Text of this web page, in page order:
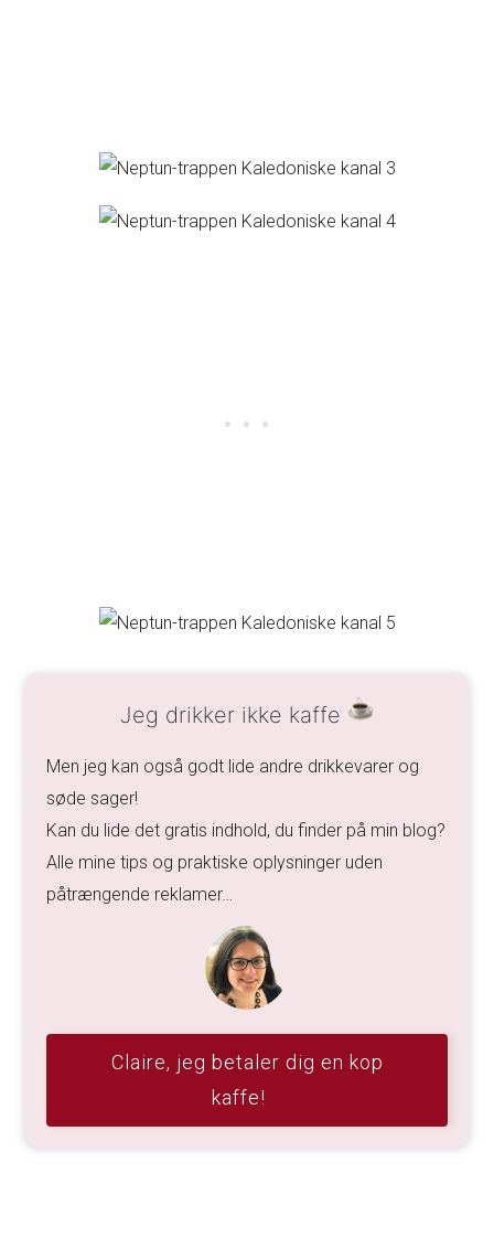
Jeg drikker ikke kaffe
Men jeg kan også godt lide andre drikkevarer og
søde sager!
Kan du lide det gratis indhold, du finder på min blog?
Alle mine tips og praktiske oplysninger uden
påtrængende reklamer…
Claire, jeg betaler dig en kop
kaffe!